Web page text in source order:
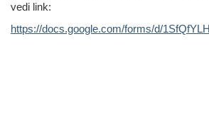
vedi link:
https://docs.google.com/forms/d/